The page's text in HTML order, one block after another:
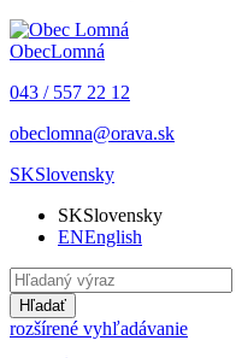
ObecLomná
043 / 557 22 12
obeclomna@orava.sk
SKSlovensky
SKSlovensky
ENEnglish
Hľadať
rozšírené vyhľadávanie